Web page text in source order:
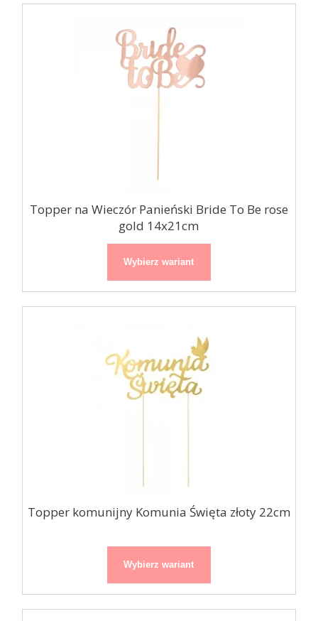
Topper na Wieczór Panieński Bride To Be rose
gold 14x21cm
Wybierz wariant
Topper komunijny Komunia Święta złoty 22cm
Wybierz wariant